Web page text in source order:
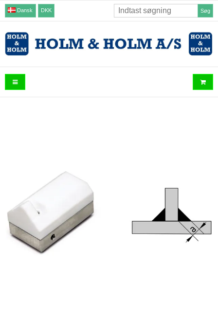
Dansk DKK Søg